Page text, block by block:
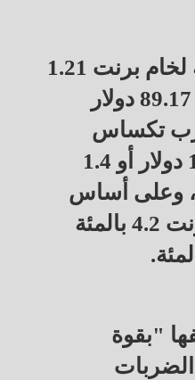
انخفضت العقود الآجلة لخام برنت 1.21
دولار أو 1.3 بالمئة إلى 89.17 دولار
تكساس
الوسيط الأمريكي 1.23 دولار أو 1.4
86.48 دولار، وعلى أساس
أسبوعي، خسر خام برنت 4.2 بالمئة
"بقوة